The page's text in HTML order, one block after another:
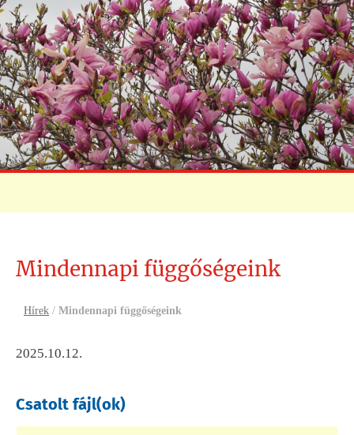
Mindennapi függőségeink
Hírek / Mindennapi függőségeink
2025.10.12.
Csatolt fájl(ok)